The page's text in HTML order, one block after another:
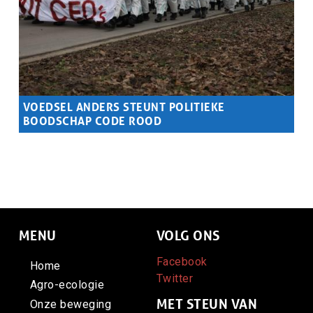
VOEDSEL ANDERS STEUNT POLITIEKE
BOODSCHAP CODE ROOD
MENU
Home
Agro-ecologie
Onze beweging
VOLG ONS
Facebook
Twitter
MET STEUN VAN